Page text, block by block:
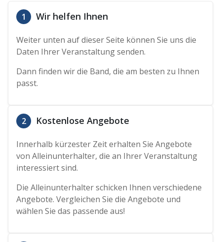
1 Wir helfen Ihnen
Weiter unten auf dieser Seite können Sie uns die
Daten Ihrer Veranstaltung senden.
Dann finden wir die Band, die am besten zu Ihnen
passt.
2 Kostenlose Angebote
Innerhalb kürzester Zeit erhalten Sie Angebote
von Alleinunterhalter, die an Ihrer Veranstaltung
interessiert sind.
Die Alleinunterhalter schicken Ihnen verschiedene
Angebote. Vergleichen Sie die Angebote und
wählen Sie das passende aus!